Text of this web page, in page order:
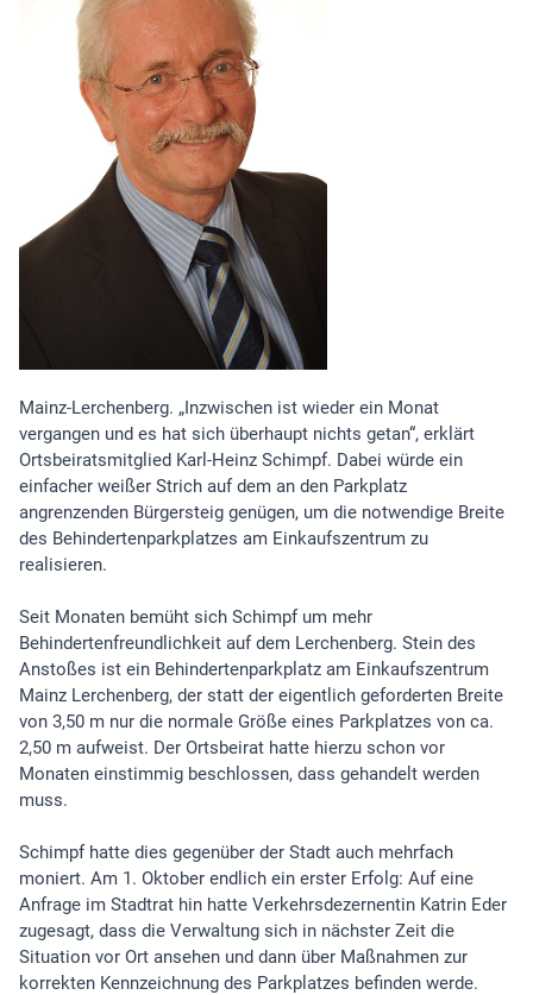
Mainz-Lerchenberg. „Inzwischen ist wieder ein Monat
vergangen und es hat sich überhaupt nichts getan“, erklärt
Ortsbeiratsmitglied Karl-Heinz Schimpf. Dabei würde ein
einfacher weißer Strich auf dem an den Parkplatz
angrenzenden Bürgersteig genügen, um die notwendige Breite
des Behindertenparkplatzes am Einkaufszentrum zu
realisieren.
Seit Monaten bemüht sich Schimpf um mehr
Behindertenfreundlichkeit auf dem Lerchenberg. Stein des
Anstoßes ist ein Behindertenparkplatz am Einkaufszentrum
Mainz Lerchenberg, der statt der eigentlich geforderten Breite
von 3,50 m nur die normale Größe eines Parkplatzes von ca.
2,50 m aufweist. Der Ortsbeirat hatte hierzu schon vor
Monaten einstimmig beschlossen, dass gehandelt werden
muss.
Schimpf hatte dies gegenüber der Stadt auch mehrfach
moniert. Am 1. Oktober endlich ein erster Erfolg: Auf eine
Anfrage im Stadtrat hin hatte Verkehrsdezernentin Katrin Eder
zugesagt, dass die Verwaltung sich in nächster Zeit die
Situation vor Ort ansehen und dann über Maßnahmen zur
korrekten Kennzeichnung des Parkplatzes befinden werde.